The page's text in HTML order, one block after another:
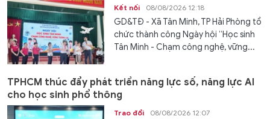
Kết nối 08/08/2026 12:18
GD&TĐ - Xã Tân Minh, TP Hải Phòng tổ
chức thành công Ngày hội “Học sinh
Tân Minh - Chạm công nghệ, vững...
TPHCM thúc đẩy phát triển năng lực số, năng lực AI
cho học sinh phổ thông
Trao đổi 08/08/2026 12:07